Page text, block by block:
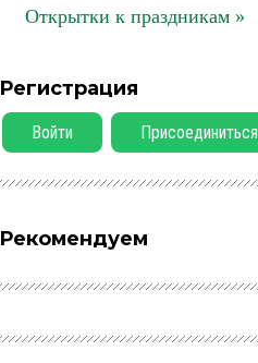
Открытки к праздникам »
Регистрация
Войти Присоединиться
Рекомендуем